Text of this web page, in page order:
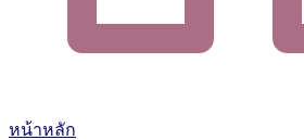
หน้าหลัก